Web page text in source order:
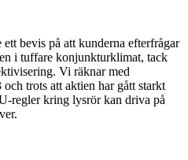
bevis på att kunderna efterfrågar
i tuffare konjunkturklimat, tack
Vi räknar med
trots att aktien har gått starkt
regler kring lysrör kan driva på